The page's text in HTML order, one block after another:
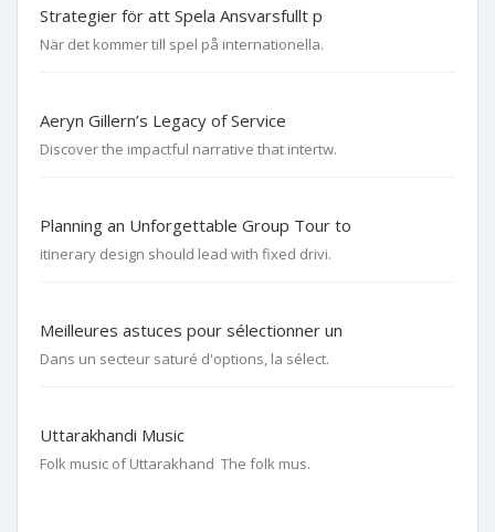
Strategier för att Spela Ansvarsfullt p
När det kommer till spel på internationella.
Aeryn Gillern’s Legacy of Service
Discover the impactful narrative that intertw.
Planning an Unforgettable Group Tour to
itinerary design should lead with fixed drivi.
Meilleures astuces pour sélectionner un
Dans un secteur saturé d'options, la sélect.
Uttarakhandi Music
Folk music of Uttarakhand The folk mus.